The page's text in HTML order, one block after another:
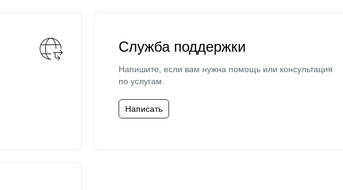
Служба поддержки
Напишите, если вам нужна помощь или консультация
по услугам.
Написать